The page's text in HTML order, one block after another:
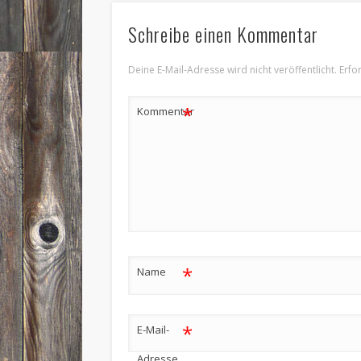
Schreibe einen Kommentar
Deine E-Mail-Adresse wird nicht veröffentlicht.
Kommentar
*
Name *
E-Mail-
*